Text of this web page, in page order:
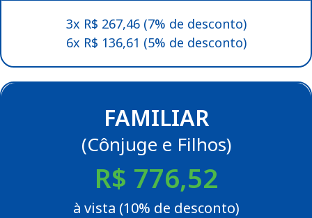
3x R$ 267,46 (7% de desconto)
6x R$ 136,61 (5% de desconto)
FAMILIAR
(Cônjuge e Filhos)
R$ 776,52
à vista (10% de desconto)